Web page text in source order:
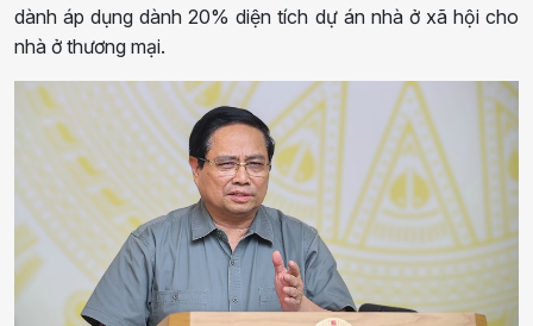
dành áp dụng dành 20% diện tích dự án nhà ở xã hội cho
nhà ở thương mại.